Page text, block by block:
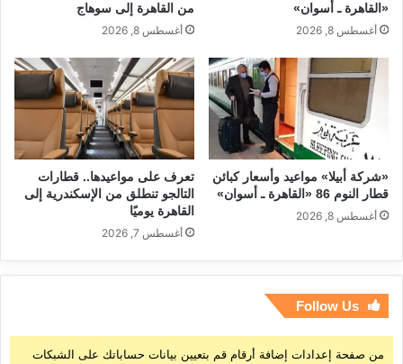
«القاهرة ـ أسوان»
أغسطس 8, 2026
من القاهرة إلى سوهاج
أغسطس 8, 2026
«شركة أبيلا» مواعيد وأسعار كبائن
قطار النوم 86 «القاهرة ـ أسوان»
أغسطس 8, 2026
تعرف على مواعيدها.. قطارات
التالجو تنطلق من الإسكندرية إلى
القاهرة يوميًا
أغسطس 7, 2026
Follow Us
من صفحة إعدادات إضافة أرقام قم بتعيين بيانات حساباتك على الشبكات